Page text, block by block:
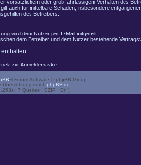
vorsätzlichem oder grob fahrlässigem Verhalten des
auch für mittelbare Schäden, insbesondere
des Betreibers.
wird dem Nutzer per E-Mail mitgeteilt.
dem Betreiber und dem Nutzer bestehende
zur Anmeldemaske
® Forum Software © phpBB Group
Übersetzung durch phpBB.de
| 7 Queries | GZIP : On ]